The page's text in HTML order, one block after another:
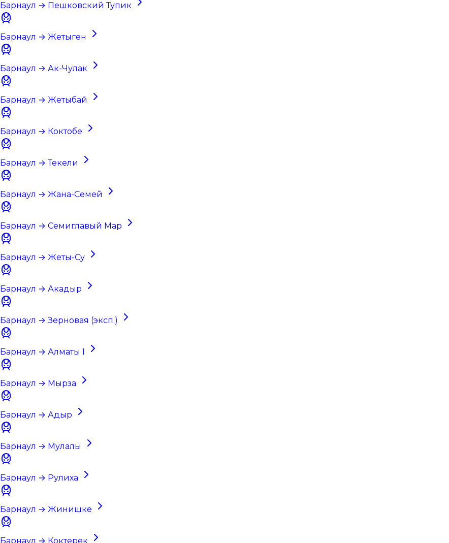
Барнаул → Пешковский Тупик
Барнаул → Жетыген
Барнаул → Ак-Чулак
Барнаул → Жетыбай
Барнаул → Коктобе
Барнаул → Текели
Барнаул → Жана-Семей
Барнаул → Семиглавый Мар
Барнаул → Жеты-Су
Барнаул → Акадыр
Барнаул → Зерновая (эксп.)
Барнаул → Алматы I
Барнаул → Мырза
Барнаул → Адыр
Барнаул → Мулалы
Барнаул → Рулиха
Барнаул → Жинишке
Барнаул → Коктерек